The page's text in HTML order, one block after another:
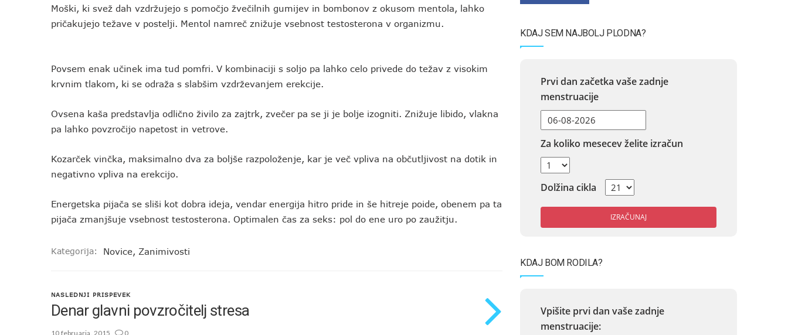
Moški, ki svež dah vzdržujejo s pomočjo žvečilnih gumijev in bombonov z okusom mentola, lahko
pričakujejo težave v postelji. Mentol namreč znižuje vsebnost testosterona v organizmu.
Povsem enak učinek ima tud pomfri. V kombinaciji s soljo pa lahko celo privede do težav z visokim
krvnim tlakom, ki se odraža s slabšim vzdrževanjem erekcije.
Ovsena kaša predstavlja odlično živilo za zajtrk, zvečer pa se ji je bolje izogniti. Znižuje libido, vlakna
pa lahko povzročijo napetost in vetrove.
Kozarček vinčka, maksimalno dva za boljše razpoloženje, kar je več vpliva na občutljivost na dotik in
negativno vpliva na erekcijo.
Energetska pijača se sliši kot dobra ideja, vendar energija hitro pride in še hitreje poide, obenem pa ta
pijača zmanjšuje vsebnost testosterona. Optimalen čas za seks: pol do ene uro po zaužitju.
Kategorija: Novice, Zanimivosti
NASLEDNJI PRISPEVEK
Denar glavni povzročitelj stresa
10 februarja, 2015 0
KDAJ SEM NAJBOLJ PLODNA?
Prvi dan začetka vaše zadnje
menstruacije
Za koliko mesecev želite izračun
Dolžina cikla
IZRAČUNAJ
KDAJ BOM RODILA?
Vpišite prvi dan vaše zadnje
menstruacije: